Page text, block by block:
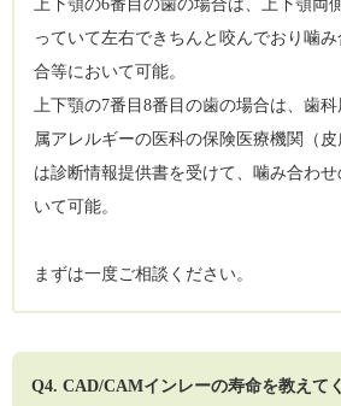
上下顎の6番目の歯の場合は、上下顎両
っていて左右できちんと咬んでおり噛
合等において可能。
上下顎の7番目8番目の歯の場合は、歯
属アレルギーの医科の保険医療機関（
は診断情報提供書を受けて、噛み合わ
いて可能。
まずは一度ご相談ください。
Q4. CAD/CAMインレーの寿命を教えて